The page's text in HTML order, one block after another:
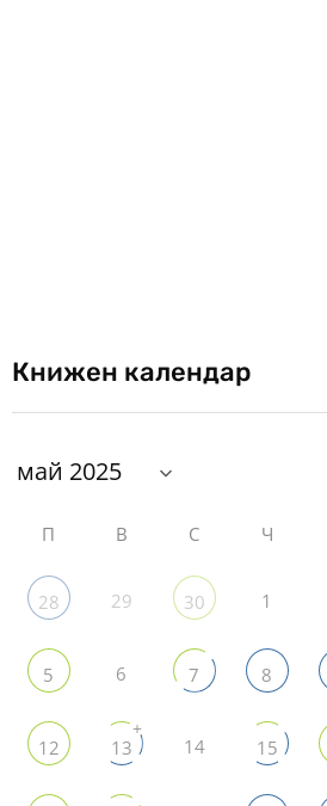
Книжен календар
П В С Ч
28 29 30 1
5 6 7 8
12 13
+
14 15